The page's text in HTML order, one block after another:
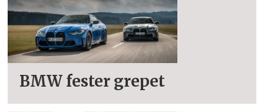
BMW fester grepet